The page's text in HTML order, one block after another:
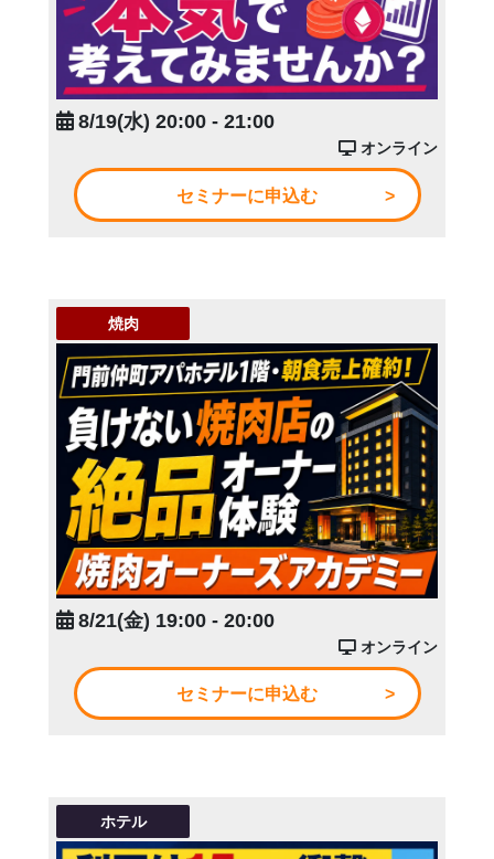
8/19(水) 20:00 - 21:00
オンライン
セミナーに申込む
焼肉
8/21(金) 19:00 - 20:00
オンライン
セミナーに申込む
ホテル